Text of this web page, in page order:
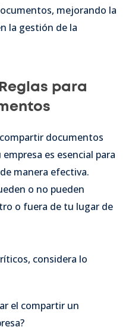
mejorando la
la gestión de la
para
documentos
es esencial para
manera efectiva.
o no pueden
o fuera de tu lugar de
considera lo
el compartir un